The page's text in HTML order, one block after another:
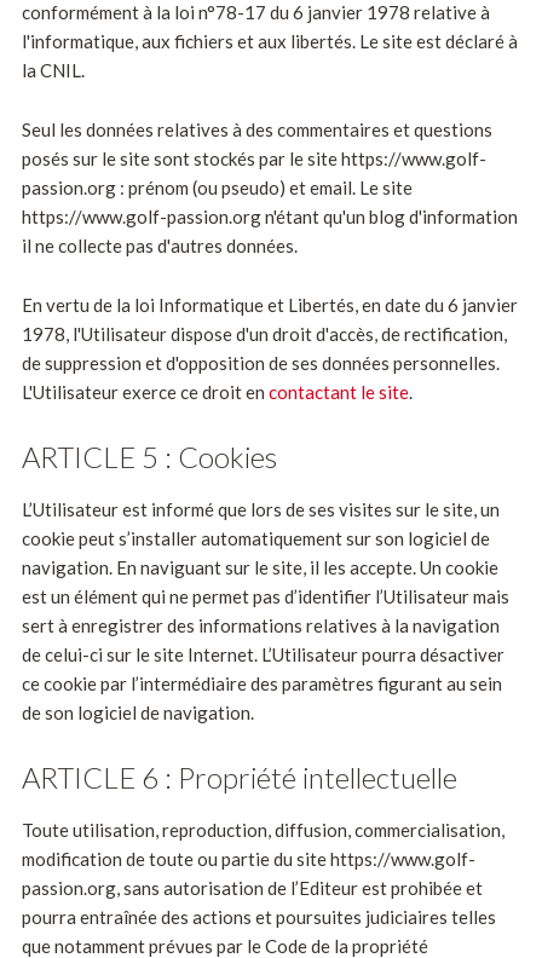
conformément à la loi n°78-17 du 6 janvier 1978 relative à
l'informatique, aux fichiers et aux libertés. Le site est déclaré à
la CNIL.
Seul les données relatives à des commentaires et questions
posés sur le site sont stockés par le site https://www.golf-
passion.org : prénom (ou pseudo) et email. Le site
https://www.golf-passion.org n'étant qu'un blog d'information
il ne collecte pas d'autres données.
En vertu de la loi Informatique et Libertés, en date du 6 janvier
1978, l'Utilisateur dispose d'un droit d'accès, de rectification,
de suppression et d'opposition de ses données personnelles.
L'Utilisateur exerce ce droit en contactant le site.
ARTICLE 5 : Cookies
L’Utilisateur est informé que lors de ses visites sur le site, un
cookie peut s’installer automatiquement sur son logiciel de
navigation. En naviguant sur le site, il les accepte. Un cookie
est un élément qui ne permet pas d’identifier l’Utilisateur mais
sert à enregistrer des informations relatives à la navigation
de celui-ci sur le site Internet. L’Utilisateur pourra désactiver
ce cookie par l’intermédiaire des paramètres figurant au sein
de son logiciel de navigation.
ARTICLE 6 : Propriété intellectuelle
Toute utilisation, reproduction, diffusion, commercialisation,
modification de toute ou partie du site https://www.golf-
passion.org, sans autorisation de l’Editeur est prohibée et
pourra entraînée des actions et poursuites judiciaires telles
que notamment prévues par le Code de la propriété